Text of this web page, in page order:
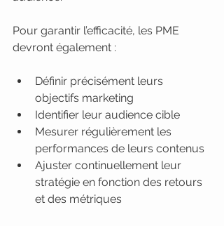
Pour garantir l’efficacité, les PME
devront également :
Définir précisément leurs
objectifs marketing
Identifier leur audience cible
Mesurer régulièrement les
performances de leurs contenus
Ajuster continuellement leur
stratégie en fonction des retours
et des métriques